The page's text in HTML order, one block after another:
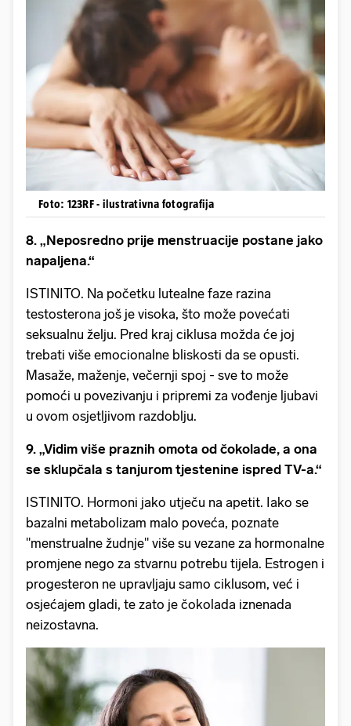
Foto: 123RF - ilustrativna fotografija
8. „Neposredno prije menstruacije postane jako
napaljena.“
ISTINITO. Na početku lutealne faze razina
testosterona još je visoka, što može povećati
seksualnu želju. Pred kraj ciklusa možda će joj
trebati više emocionalne bliskosti da se opusti.
Masaže, maženje, večernji spoj - sve to može
pomoći u povezivanju i pripremi za vođenje ljubavi
u ovom osjetljivom razdoblju.
9. „Vidim više praznih omota od čokolade, a ona
se sklupčala s tanjurom tjestenine ispred TV-a.“
ISTINITO. Hormoni jako utječu na apetit. Iako se
bazalni metabolizam malo poveća, poznate
"menstrualne žudnje" više su vezane za hormonalne
promjene nego za stvarnu potrebu tijela. Estrogen i
progesteron ne upravljaju samo ciklusom, već i
osjećajem gladi, te zato je čokolada iznenada
neizostavna.